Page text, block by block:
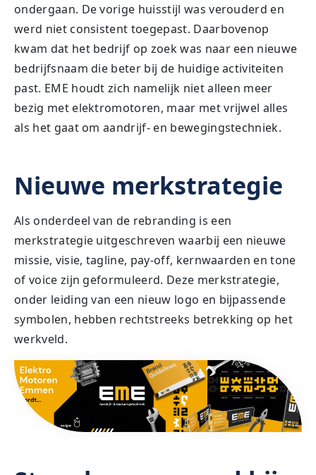
ondergaan. De vorige huisstijl was verouderd en
werd niet consistent toegepast. Daarbovenop
kwam dat het bedrijf op zoek was naar een nieuwe
bedrijfsnaam die beter bij de huidige activiteiten
past. EME houdt zich namelijk niet alleen meer
bezig met elektromotoren, maar met vrijwel alles
als het gaat om aandrijf- en bewegingstechniek.
Nieuwe merkstrategie
Als onderdeel van de rebranding is een
merkstrategie uitgeschreven waarbij een nieuwe
missie, visie, tagline, pay-off, kernwaarden en tone
of voice zijn geformuleerd. Deze merkstrategie,
onder leiding van een nieuw logo en bijpassende
symbolen, hebben rechtstreeks betrekking op het
werkveld.